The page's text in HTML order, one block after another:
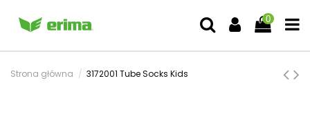
0
Strona główna 3172001 Tube Socks Kids